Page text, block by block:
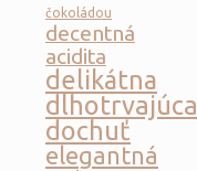
čokoládou
decentná
acidita
delikátna
dlhotrvajúca
dochuť
elegantná